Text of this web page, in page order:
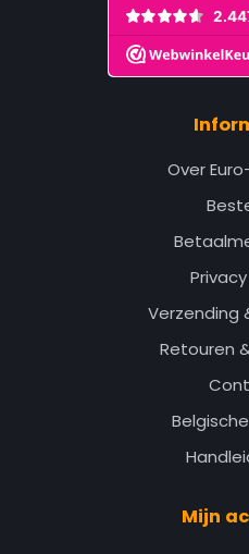
Over
Verzending
Retouren
Mijn